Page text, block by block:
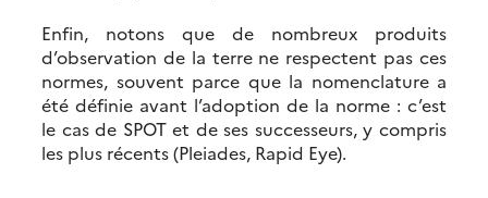
Enfin, notons que de nombreux produits
d’observation de la terre ne respectent pas ces
normes, souvent parce que la nomenclature a
été définie avant l’adoption de la norme : c’est
le cas de SPOT et de ses successeurs, y compris
les plus récents (Pleiades, Rapid Eye).